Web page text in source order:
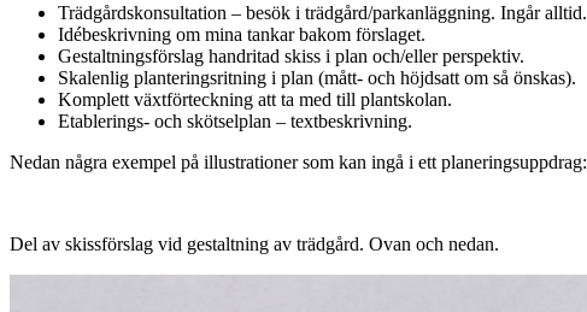
Trädgårdskonsultation – besök i trädgård/parkanläggning. Ingår alltid.
Idébeskrivning om mina tankar bakom förslaget.
Gestaltningsförslag handritad skiss i plan och/eller perspektiv.
Skalenlig planteringsritning i plan (mått- och höjdsatt om så önskas).
Komplett växtförteckning att ta med till plantskolan.
Etablerings- och skötselplan – textbeskrivning.
Nedan några exempel på illustrationer som kan ingå i ett planeringsuppdrag:
Del av skissförslag vid gestaltning av trädgård. Ovan och nedan.